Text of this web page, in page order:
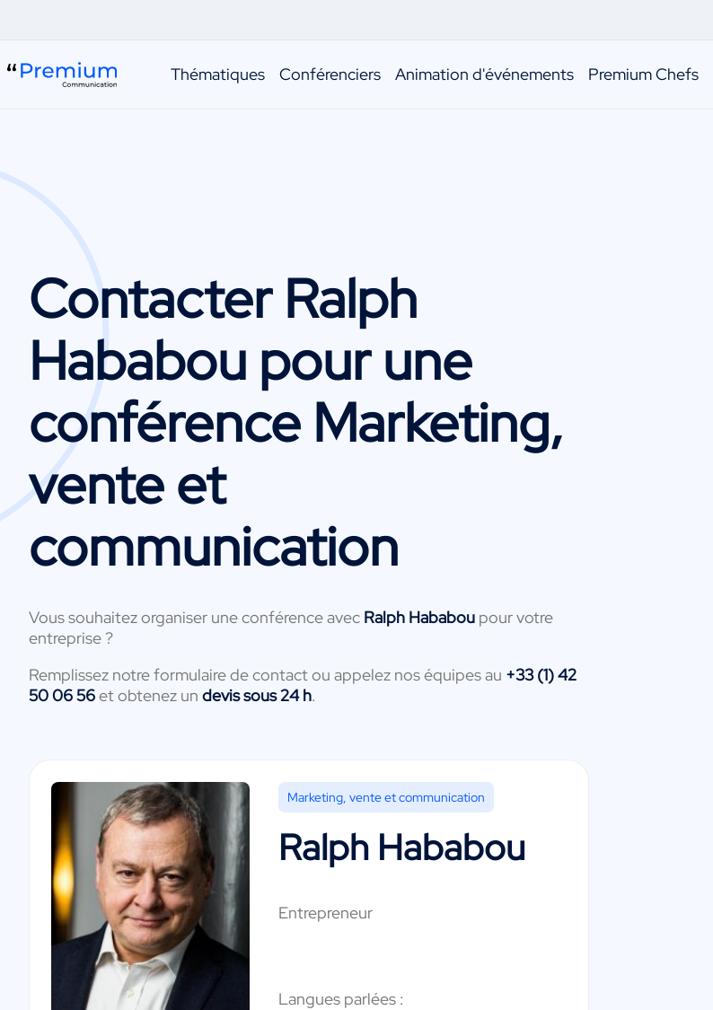
Thématiques Conférenciers Animation d'événements Premium Chefs
Contacter Ralph
Hababou pour une
conférence Marketing,
vente et
communication
Vous souhaitez organiser une conférence avec Ralph Hababou pour votre
entreprise ?
Remplissez notre formulaire de contact ou appelez nos équipes au +33 (1) 42
50 06 56et obtenez un devis sous 24 h.
Marketing, vente et communication
Ralph Hababou
Entrepreneur
Langues parlées :